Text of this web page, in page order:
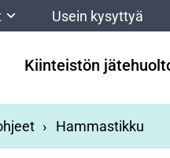
Usein kysyttyä
Kiinteistön
Hammastikku